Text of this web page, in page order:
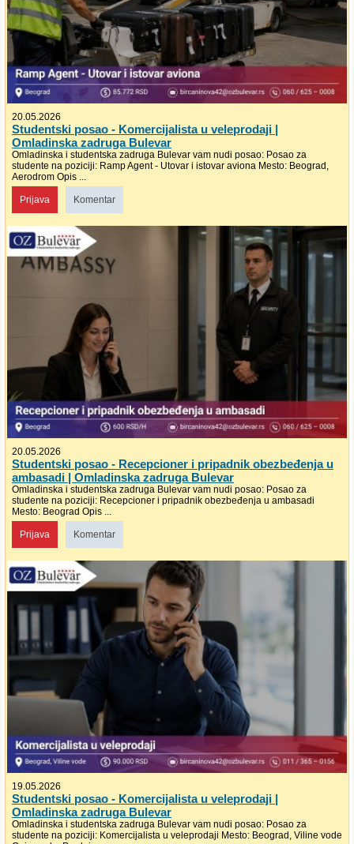
20.05.2026
Studentski posao - Komercijalista u veleprodaji |
Omladinska zadruga Bulevar
Omladinska i studentska zadruga Bulevar vam nudi posao: Posao za
studente na poziciji: Ramp Agent - Utovar i istovar aviona Mesto: Beograd,
Aerodrom Opis ...
Prijava Komentar
20.05.2026
Studentski posao - Recepcioner i pripadnik obezbeđenja u
ambasadi | Omladinska zadruga Bulevar
Omladinska i studentska zadruga Bulevar vam nudi posao: Posao za
studente na poziciji: Recepcioner i pripadnik obezbeđenja u ambasadi
Mesto: Beograd Opis ...
Prijava Komentar
19.05.2026
Studentski posao - Komercijalista u veleprodaji |
Omladinska zadruga Bulevar
Omladinska i studentska zadruga Bulevar vam nudi posao: Posao za
studente na poziciji: Komercijalista u veleprodaji Mesto: Beograd, Viline vode